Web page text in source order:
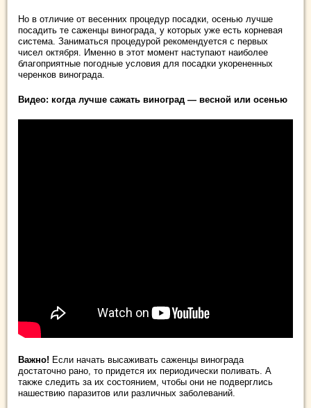
Но в отличие от весенних процедур посадки, осенью лучше
посадить те саженцы винограда, у которых уже есть корневая
система. Заниматься процедурой рекомендуется с первых
чисел октября. Именно в этот момент наступают наиболее
благоприятные погодные условия для посадки укорененных
черенков винограда.
Видео: когда лучше сажать виноград — весной или осенью
Важно! Если начать высаживать саженцы винограда
достаточно рано, то придется их периодически поливать. А
также следить за их состоянием, чтобы они не подверглись
нашествию паразитов или различных заболеваний.